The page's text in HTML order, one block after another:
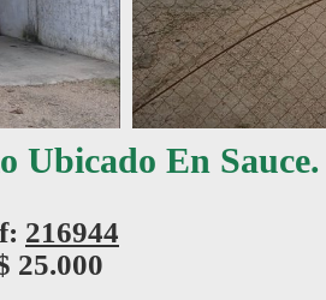
Ubicado En Sauce.
216944
25.000